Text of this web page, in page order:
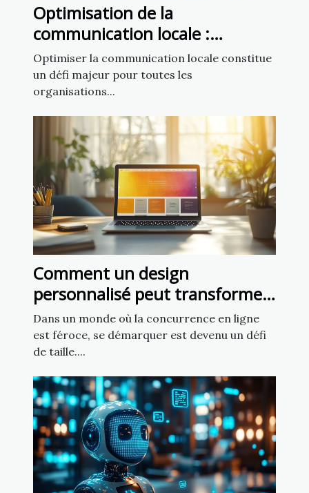
Optimisation de la
communication locale :
exploiter un fichier d’emails de
mairies
Optimiser la communication locale constitue
un défi majeur pour toutes les
organisations...
Comment un design
personnalisé peut transformer
votre présence en ligne ?
Dans un monde où la concurrence en ligne
est féroce, se démarquer est devenu un défi
de taille....